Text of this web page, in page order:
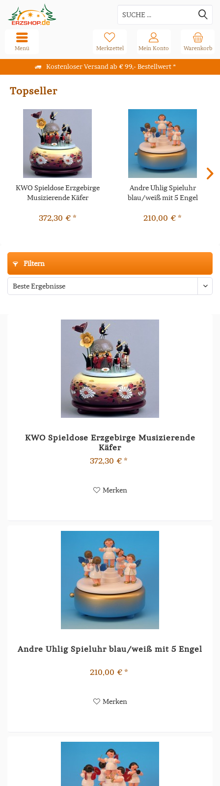
Kostenloser Versand ab € 99,- Bestellwert *
Warenkorb
Merkzettel Mein Konto
Menü
Topseller
KWO Spieldose Erzgebirge
Musizierende Käfer
372,30 € *
Andre Uhlig Spieluhr
blau/weiß mit 5 Engel
210,00 € *
Filtern
KWO Spieldose Erzgebirge Musizierende
Käfer
372,30 € *
Merken
Andre Uhlig Spieluhr blau/weiß mit 5 Engel
210,00 € *
Merken